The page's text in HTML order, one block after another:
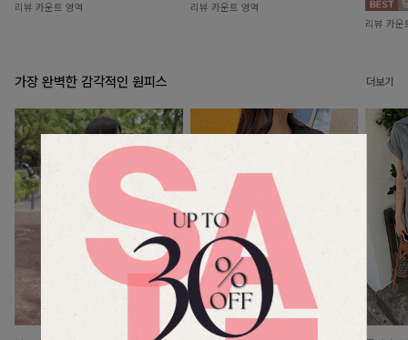
리뷰 카운트 영역 리뷰 카운트 영역
리뷰 카운
가장 완벽한 감각적인 원피스 더보기